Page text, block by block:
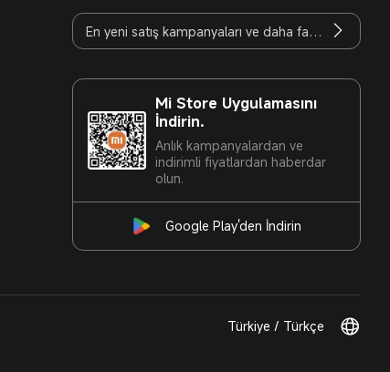
Mi Store Uygulamasını
İndirin.
Anlık kampanyalardan ve
indirimli fiyatlardan haberdar
olun.
Google Play'den İndirin
Türkiye / Türkçe